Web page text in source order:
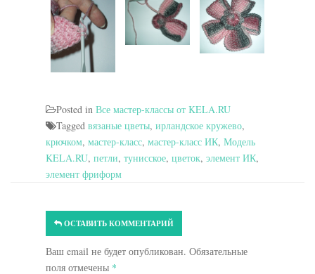
Posted in Все мастер-классы от KELA.RU
Tagged вязаные цветы, ирландское кружево,
крючком, мастер-класс, мастер-класс ИК, Модель
KELA.RU, петли, тунисское, цветок, элемент ИК,
элемент фриформ
ОСТАВИТЬ КОММЕНТАРИЙ
Ваш email не будет опубликован. Обязательные
поля отмечены *